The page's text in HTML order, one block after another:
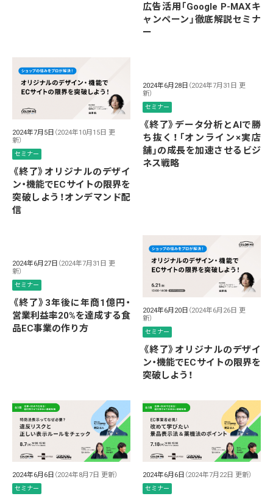
広告活用「Google P-MAXキ
ャンペーン」徹底解説セミナ
ー
2024年7月5日 （2024年10月15日 更
新）
セミナー
《終了》オリジナルのデザイ
ン・機能でECサイトの限界を
突破しよう！オンデマンド配
信
2024年6月28日 （2024年7月31日 更
新）
セミナー
《終了》データ分析とAIで勝
ち抜く！「オンライン×実店
舗」の成長を加速させるビジ
ネス戦略
2024年6月27日 （2024年7月31日 更
新）
セミナー
《終了》3年後に年商1億円・
営業利益率20%を達成する食
品EC事業の作り方
2024年6月20日 （2024年6月26日 更
新）
セミナー
《終了》オリジナルのデザイ
ン・機能でECサイトの限界を
突破しよう！
2024年6月6日 （2024年8月7日 更新）
セミナー
2024年6月6日 （2024年7月22日 更新）
セミナー